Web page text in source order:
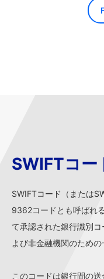
SWIFTコー
SWIFTコード（または
9362コードとも呼ばれ
て承認された銀行識別
よび非金融機関のための
このコードは銀行間の